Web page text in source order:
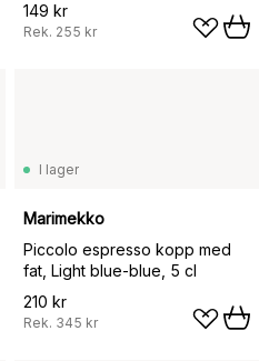
149 kr
Rek. 255 kr
I lager
Marimekko
Piccolo espresso kopp med
fat, Light blue-blue, 5 cl
210 kr
Rek. 345 kr